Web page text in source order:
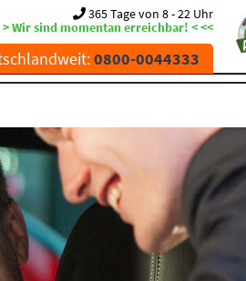
365 Tage von 8 - 22 Uhr
> Wir sind momentan erreichbar! < <<
0800-0044333